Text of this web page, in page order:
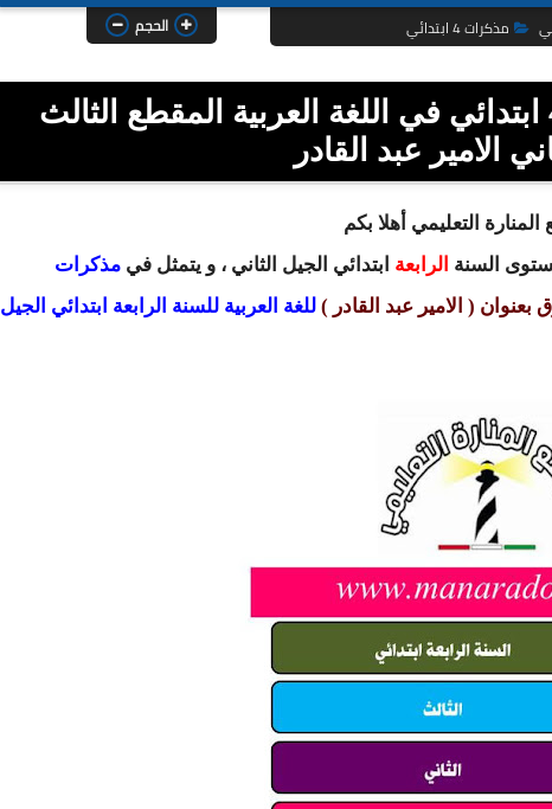
مذكرات 4 ابتدائي الحجم
تحميل مذكرات السنة الرابعة 4 ابتدائي في اللغة العربية المقطع الثالث
الامير عبد القادر
التعليمي أهلا بكم
السنة الرابعة ابتدائي الجيل الثاني ، و يتمثل في مذكرات
( الامير عبد القادر ) للغة العربية للسنة الرابعة ابتدائي الجيل